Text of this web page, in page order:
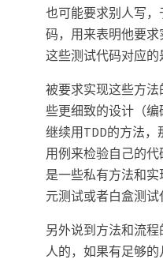
也可能要求别人写
码，用来表明他要求
这些测试代码对应的
被要求实现这些方
些更细致的设计（
继续用TDD的方法
用例来检验自己的
是一些私有方法和
元测试或者白盒测试
另外说到方法和流
人的，如果有足够的